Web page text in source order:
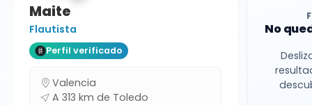
Maite
Flautista
Perfil verificado
Valencia
A 313 km de Toledo
No